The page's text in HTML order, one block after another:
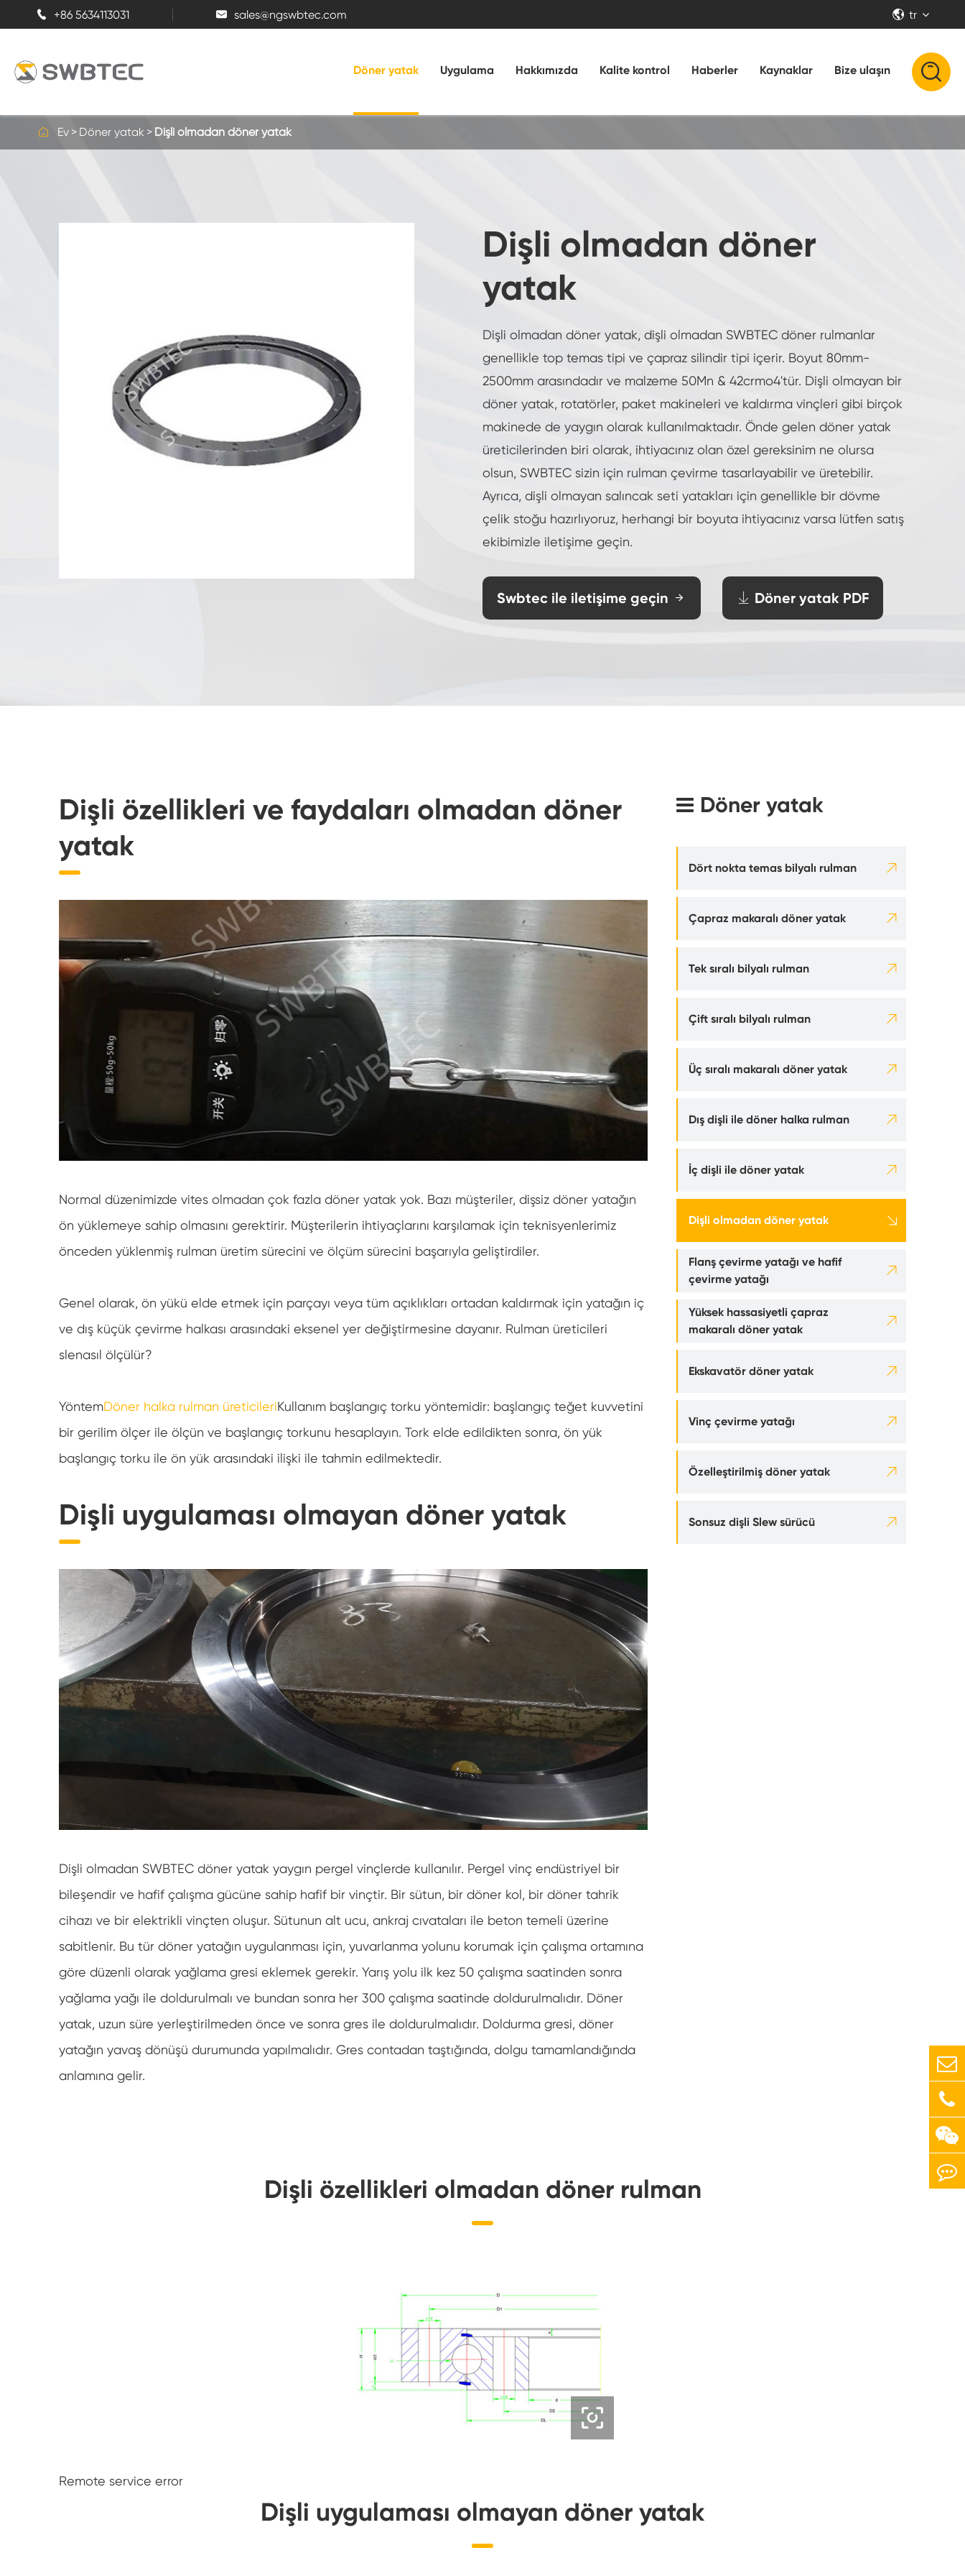
 +86 5634113031  sales@ngswbtec.com  tr
Döner yatak
Dış dişli ile döner halka rulman
Dişli olmadan döner yatak
Ekskavatör döner yatak Vinç çevirme yatağı
Özelleştirilmiş döner yatak Sonsuz dişli Slew sürücü
Uygulama Hakkımızda Kalite kontrol Haberler Kaynaklar Bize ulaşın 
 Ev Döner yatak Dişli olmadan döner yatak
Dişli olmadan döner
yatak
Dişli olmadan döner yatak, dişli olmadan SWBTEC döner rulmanlar
genellikle top temas tipi ve çapraz silindir tipi içerir. Boyut 80mm-
2500mm arasındadır ve malzeme 50Mn & 42crmo4'tür. Dişli olmayan bir
döner yatak, rotatörler, paket makineleri ve kaldırma vinçleri gibi birçok
makinede de yaygın olarak kullanılmaktadır. Önde gelen döner yatak
üreticilerinden biri olarak, ihtiyacınız olan özel gereksinim ne olursa
olsun, SWBTEC sizin için rulman çevirme tasarlayabilir ve üretebilir.
Ayrıca, dişli olmayan salıncak seti yatakları için genellikle bir dövme
çelik stoğu hazırlıyoruz, herhangi bir boyuta ihtiyacınız varsa lütfen satış
ekibimizle iletişime geçin.
Swbtec ile iletişime geçin   Döner yatak PDF
Dişli özellikleri ve faydaları olmadan döner
yatak
Normal düzenimizde vites olmadan çok fazla döner yatak yok. Bazı müşteriler, dişsiz döner yatağın
ön yüklemeye sahip olmasını gerektirir. Müşterilerin ihtiyaçlarını karşılamak için teknisyenlerimiz
önceden yüklenmiş rulman üretim sürecini ve ölçüm sürecini başarıyla geliştirdiler.
Genel olarak, ön yükü elde etmek için parçayı veya tüm açıklıkları ortadan kaldırmak için yatağın iç
ve dış küçük çevirme halkası arasındaki eksenel yer değiştirmesine dayanır. Rulman üreticileri
slenasıl ölçülür?
YöntemDöner halka rulman üreticileriKullanım başlangıç torku yöntemidir: başlangıç teğet kuvvetini
bir gerilim ölçer ile ölçün ve başlangıç torkunu hesaplayın. Tork elde edildikten sonra, ön yük
başlangıç torku ile ön yük arasındaki ilişki ile tahmin edilmektedir.
Dişli uygulaması olmayan döner yatak
Dişli olmadan SWBTEC döner yatak yaygın pergel vinçlerde kullanılır. Pergel vinç endüstriyel bir
bileşendir ve hafif çalışma gücüne sahip hafif bir vinçtir. Bir sütun, bir döner kol, bir döner tahrik
cihazı ve bir elektrikli vinçten oluşur. Sütunun alt ucu, ankraj cıvataları ile beton temeli üzerine
sabitlenir. Bu tür döner yatağın uygulanması için, yuvarlanma yolunu korumak için çalışma ortamına
göre düzenli olarak yağlama gresi eklemek gerekir. Yarış yolu ilk kez 50 çalışma saatinden sonra
yağlama yağı ile doldurulmalı ve bundan sonra her 300 çalışma saatinde doldurulmalıdır. Döner
yatak, uzun süre yerleştirilmeden önce ve sonra gres ile doldurulmalıdır. Doldurma gresi, döner
yatağın yavaş dönüşü durumunda yapılmalıdır. Gres contadan taştığında, dolgu tamamlandığında
anlamına gelir.
Döner yatak
Dört nokta temas bilyalı rulman 
Çapraz makaralı döner yatak 
Tek sıralı bilyalı rulman 
Çift sıralı bilyalı rulman 
Üç sıralı makaralı döner yatak 
Dış dişli ile döner halka rulman 
İç dişli ile döner yatak 
Dişli olmadan döner yatak 
Flanş çevirme yatağı ve hafif
çevirme yatağı

Yüksek hassasiyetli çapraz
makaralı döner yatak

Ekskavatör döner yatak 
Vinç çevirme yatağı 
Özelleştirilmiş döner yatak 
Sonsuz dişli Slew sürücü 
Dişli özellikleri olmadan döner rulman

Remote service error
Dişli uygulaması olmayan döner yatak